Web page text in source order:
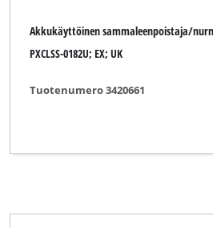
Akkukäyttöinen sammaleenpoistaja/
PXCLSS-0182U; EX; UK
Tuotenumero 3420661